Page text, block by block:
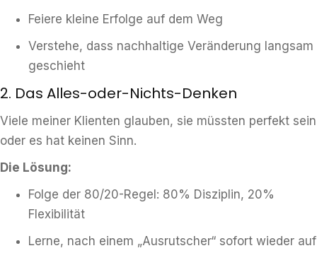
Feiere kleine Erfolge auf dem Weg
Verstehe, dass nachhaltige Veränderung langsam
geschieht
2. Das Alles-oder-Nichts-Denken
Viele meiner Klienten glauben, sie müssten perfekt sein
oder es hat keinen Sinn.
Die Lösung:
Folge der 80/20-Regel: 80% Disziplin, 20%
Flexibilität
Lerne, nach einem „Ausrutscher“ sofort wieder auf